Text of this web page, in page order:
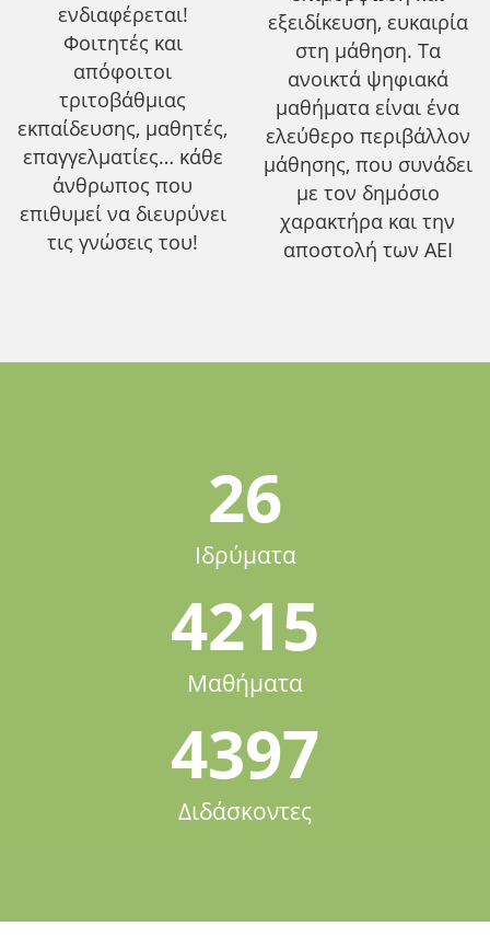
ενδιαφέρεται!
Φοιτητές και
απόφοιτοι
τριτοβάθμιας
εκπαίδευσης, μαθητές,
επαγγελματίες… κάθε
άνθρωπος που
επιθυμεί να διευρύνει
τις γνώσεις του!
εξειδίκευση, ευκαιρία
στη μάθηση. Τα
ανοικτά ψηφιακά
μαθήματα είναι ένα
ελεύθερο περιβάλλον
μάθησης, που συνάδει
με τον δημόσιο
χαρακτήρα και την
αποστολή των ΑΕΙ
26
Ιδρύματα
4215
Μαθήματα
4397
Διδάσκοντες